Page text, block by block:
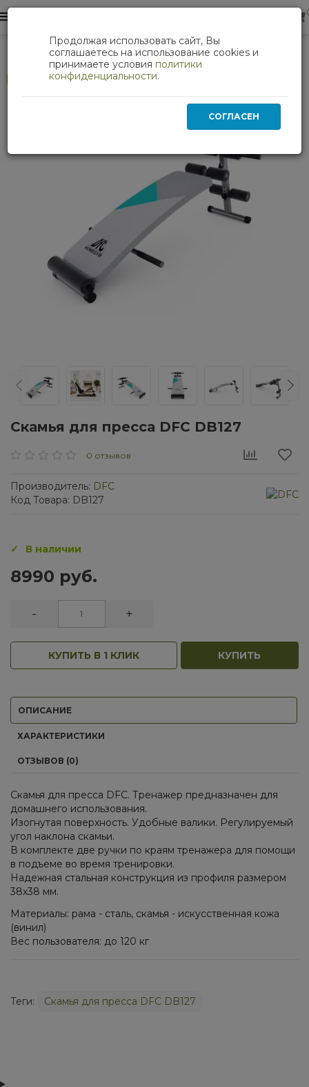
Силовые тренажеры Скамья для пресса DFC DB127
Скамья для пресса DFC DB127
0 отзывов
Производитель: DFC
Код Товара: DB127
В наличии
8990 руб.
- +
КУПИТЬ В 1 КЛИК КУПИТЬ
ОПИСАНИЕ
ХАРАКТЕРИСТИКИ
ОТЗЫВОВ (0)
Скамья для пресса DFC. Тренажер предназначен для
домашнего использования.
Изогнутая поверхность. Удобные валики. Регулируемый
угол наклона скамьи.
В комплекте две ручки по краям тренажера для помощи
в подъеме во время тренировки.
Надежная стальная конструкция из профиля размером
38х38 мм.
Материалы: рама - сталь, скамья - искусственная кожа
(винил)
Вес пользователя: до 120 кг
Теги: Скамья для пресса DFC DB127
Продолжая использовать сайт, Вы
соглашаетесь на использование cookies и
принимаете условия политики
конфиденциальности.
СОГЛАСЕН